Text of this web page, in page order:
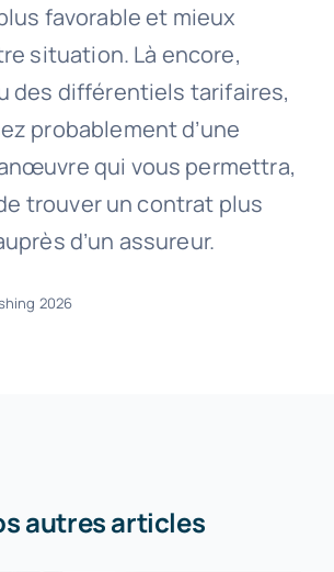
favorable et mieux
situation. Là encore,
des différentiels tarifaires,
probablement d’une
qui vous permettra,
trouver un contrat plus
d’un assureur.
2026
autres articles